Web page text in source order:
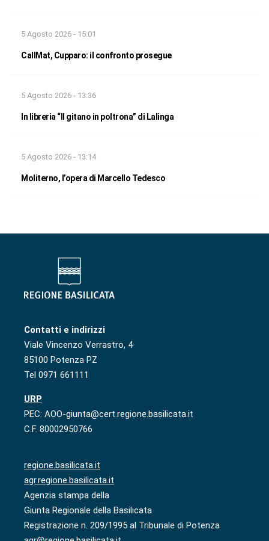
5 Agosto 2026 - 15:01
CallMat, Cupparo: il confronto prosegue
5 Agosto 2026 - 13:36
In libreria “Il gitano in poltrona” di Lalinga
5 Agosto 2026 - 13:14
Moliterno, l’opera di Marcello Tedesco
Contatti e indirizzi
Viale Vincenzo Verrastro, 4
85100 Potenza PZ
Tel 0971 661111
URP
PEC: AOO-giunta@cert.regione.basilicata.it
C.F. 80002950766
regione.basilicata.it
agr.regione.basilicata.it
Agenzia stampa della
Giunta Regionale della Basilicata
Registrazione n. 209/1995 al Tribunale di Potenza